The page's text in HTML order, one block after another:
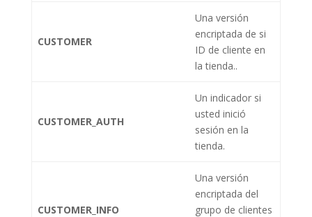
CUSTOMER
Una versión
encriptada de si
ID de cliente en
la tienda..
CUSTOMER_AUTH
Un indicador si
usted inició
sesión en la
tienda.
CUSTOMER_INFO
Una versión
encriptada del
grupo de clientes